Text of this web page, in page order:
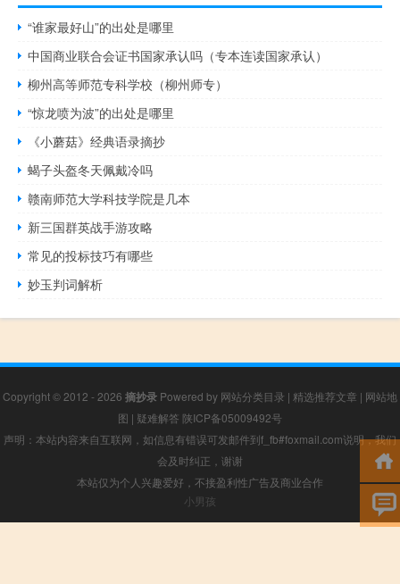
“谁家最好山”的出处是哪里
中国商业联合会证书国家承认吗（专本连读国家承认）
柳州高等师范专科学校（柳州师专）
“惊龙喷为波”的出处是哪里
《小蘑菇》经典语录摘抄
蝎子头盔冬天佩戴冷吗
赣南师范大学科技学院是几本
新三国群英战手游攻略
常见的投标技巧有哪些
妙玉判词解析
Copyright © 2012 - 2026 摘抄录 Powered by 网站分类目录 | 精选推荐文章 | 网站地
图 | 疑难解答 陕ICP备05009492号
声明：本站内容来自互联网，如信息有错误可发邮件到f_fb#foxmail.com说明，我们
会及时纠正，谢谢
本站仅为个人兴趣爱好，不接盈利性广告及商业合作
小男孩